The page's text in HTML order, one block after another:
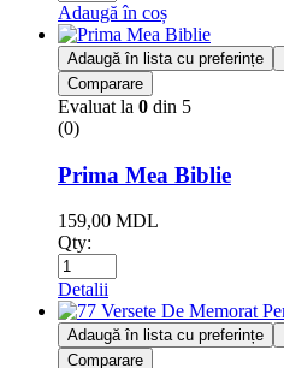
Adaugă în coș
Adaugă în lista cu preferințe
Comparare
Evaluat la 0 din 5
(0)
Prima Mea Biblie
159,00 MDL
Qty:
Detalii
Adaugă în lista cu preferințe
Comparare